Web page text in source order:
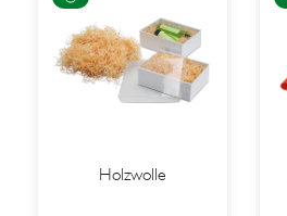
Holzwolle